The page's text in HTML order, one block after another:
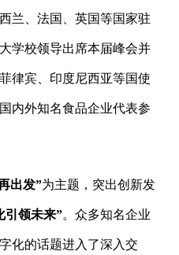
兰、法国、英国等国家驻
学校领导出席本届峰会并
律宾、印度尼西亚等国使
内外知名食品企业代表参
出发”为主题，突出创新发
引领未来”。众多知名企业
化的话题进入了深入交